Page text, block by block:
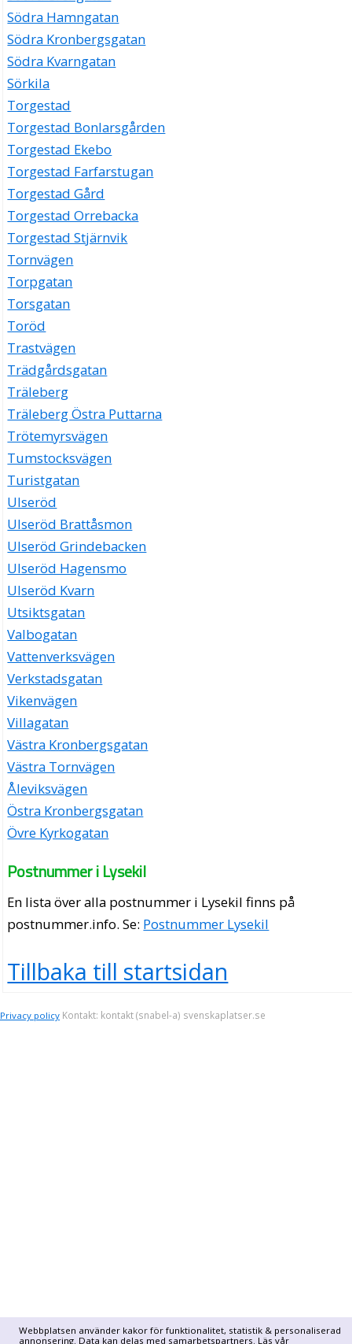
Webbplatsen använder kakor för funktionalitet, statistik & personaliserad
annonsering. Data kan delas med samarbetspartners. Läs vår
Södra Hamngatan
Södra Kronbergsgatan
Södra Kvarngatan
Sörkila
Torgestad
Torgestad Bonlarsgården
Torgestad Ekebo
Torgestad Farfarstugan
Torgestad Gård
Torgestad Orrebacka
Torgestad Stjärnvik
Tornvägen
Torpgatan
Torsgatan
Toröd
Trastvägen
Trädgårdsgatan
Träleberg
Träleberg Östra Puttarna
Trötemyrsvägen
Tumstocksvägen
Turistgatan
Ulseröd
Ulseröd Brattåsmon
Ulseröd Grindebacken
Ulseröd Hagensmo
Ulseröd Kvarn
Utsiktsgatan
Valbogatan
Vattenverksvägen
Verkstadsgatan
Vikenvägen
Villagatan
Västra Kronbergsgatan
Västra Tornvägen
Åleviksvägen
Östra Kronbergsgatan
Övre Kyrkogatan
Postnummer i Lysekil
En lista över alla postnummer i Lysekil finns på
postnummer.info. Se: Postnummer Lysekil
Tillbaka till startsidan
Privacy policy Kontakt: kontakt (snabel-a) svenskaplatser.se